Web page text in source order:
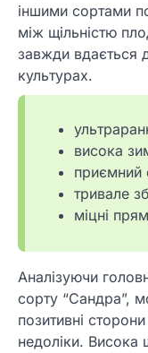
іншими сортами
між щільністю
завжди вдається
культурах.
висока
приємний
тривале
міцні
Аналізуючи
сорту “Сандра”,
позитивні
недоліки. Висока